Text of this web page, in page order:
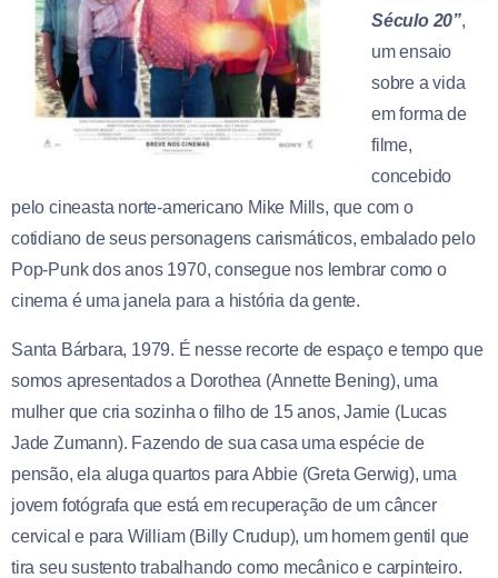
Século 20”,
um ensaio
sobre a vida
em forma de
filme,
concebido
pelo cineasta norte-americano Mike Mills, que com o
cotidiano de seus personagens carismáticos, embalado pelo
Pop-Punk dos anos 1970, consegue nos lembrar como o
cinema é uma janela para a história da gente.
Santa Bárbara, 1979. É nesse recorte de espaço e tempo que
somos apresentados a Dorothea (Annette Bening), uma
mulher que cria sozinha o filho de 15 anos, Jamie (Lucas
Jade Zumann). Fazendo de sua casa uma espécie de
pensão, ela aluga quartos para Abbie (Greta Gerwig), uma
jovem fotógrafa que está em recuperação de um câncer
cervical e para William (Billy Crudup), um homem gentil que
tira seu sustento trabalhando como mecânico e carpinteiro.